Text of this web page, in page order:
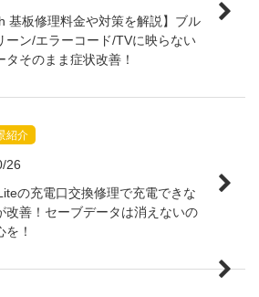
基板修理料金や対策を解説】ブル
ーン/エラーコード/TVに映らない
タそのまま症状改善！
紹介
26
の充電口交換修理で充電できな
改善！セーブデータは消えないの
を！